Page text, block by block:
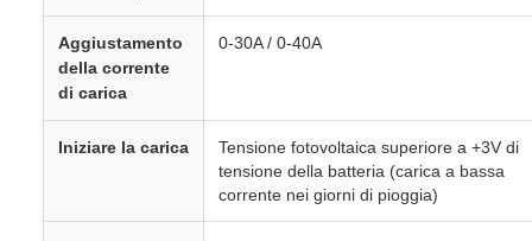
Aggiustamento
della corrente
di carica
0-30A / 0-40A
Iniziare la carica
Tensione fotovoltaica superiore a +3V di
tensione della batteria (carica a bassa
corrente nei giorni di pioggia)